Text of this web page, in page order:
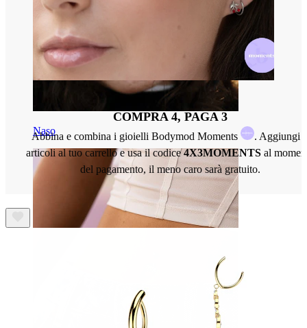
Naso
COMPRA 4, PAGA 3
Abbina e combina i gioielli Bodymod Moments
. Aggiungi
articoli al tuo carrello e usa il codice4X3MOMENTSal
del pagamento, il meno caro sarà gratuito.